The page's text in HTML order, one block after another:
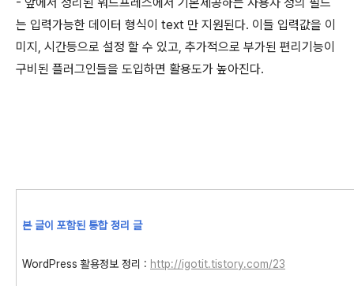
는 입력가능한 데이터 형식이 text 만 지원된다. 이들 입력값을 이
미지, 시간등으로 설정 할 수 있고, 추가적으로 부가된 편리기능이
구비된 플러그인들을 도입하면 활용도가 높아진다.
본 글이 포함된 통합 정리 글
WordPress 활용정보 정리 : http://igotit.tistory.com/23